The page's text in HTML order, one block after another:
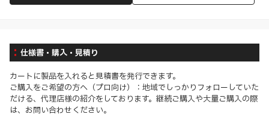
仕様書・購入・見積り
カートに製品を入れると見積書を発行できます。
ご購入をご希望の方へ（プロ向け）：地域でしっかりフォローしていた
だける、代理店様の紹介をしております。継続ご購入や大量ご購入の際
は、お問い合わせください。